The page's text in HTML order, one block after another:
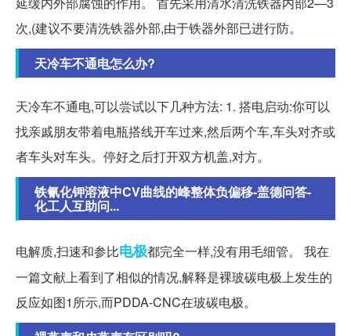
次,(建议不要清洗铁器外部,由于铁器外部已进行防。
天冷车不通电怎么办?
天冷车不通电,可以尝试以下几种方法: 1. 搭电启动:你可以
找亲戚朋友带着电瓶搭线开车过来,然后两个车,车头对齐或
者车头对车头。停好之后打开双方机盖,对方。
铁氰化钾溶液中CV曲线的峰整体负偏移-盖德问答-
化工人互助问...
电解质,扫速和参比电极都完全一样,没有用毛细管。 我在
一篇文献上看到了相似的情况,解释是裸玻碳电极上发生的
反应如图1所示,而PDDA-CNC在玻碳电极。